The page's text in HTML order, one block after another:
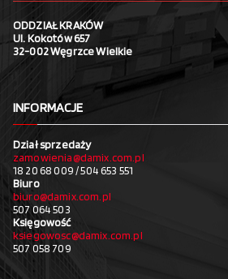
ODDZIAŁ KRAKÓW
Ul. Kokotów 657
32-002 Węgrzce Wielkie
INFORMACJE
Dział sprzedaży
zamowienia@damix.com.pl
18 20 68 009 / 504 653 551
Biuro
biuro@damix.com.pl
507 064 503
Księgowość
ksiegowosc@damix.com.pl
507 058 709